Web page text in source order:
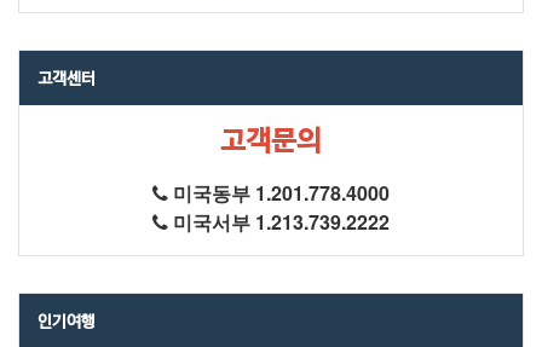
고객센터
고객문의
미국동부 1.201.778.4000
미국서부 1.213.739.2222
인기여행